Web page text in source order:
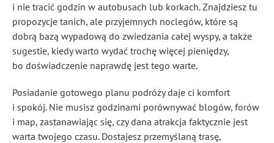
i nie tracić godzin w autobusach lub korkach. Znajdziesz tu
propozycje tanich, ale przyjemnych noclegów, które są
dobrą bazą wypadową do zwiedzania całej wyspy, a także
sugestie, kiedy warto wydać trochę więcej pieniędzy,
bo doświadczenie naprawdę jest tego warte.
Posiadanie gotowego planu podróży daje ci komfort
i spokój. Nie musisz godzinami porównywać blogów, forów
i map, zastanawiając się, czy dana atrakcja faktycznie jest
warta twojego czasu. Dostajesz przemyślaną trasę,